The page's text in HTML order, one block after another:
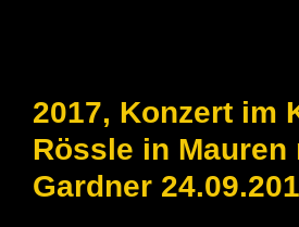
2017, Konzert im
Rössle in Mauren
Gardner